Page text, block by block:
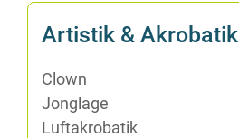
Ar­tis­tik & Akrobatik
Clown
Jon­gla­ge
Luft­akro­ba­tik